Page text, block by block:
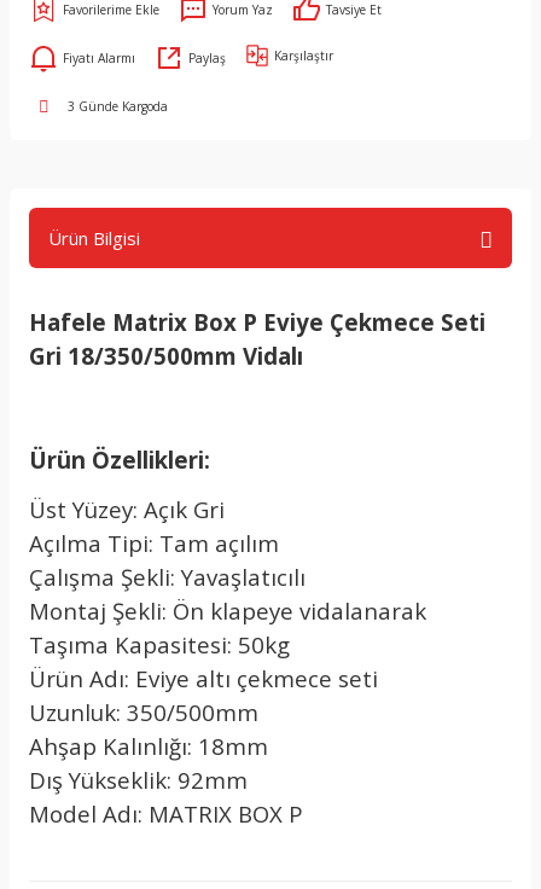
Yorum Yaz Tavsiye Et
Fiyatı Alarmı Paylaş Karşılaştır
3 Günde Kargoda
Ürün Bilgisi
Hafele Matrix Box P Eviye Çekmece Seti
Gri 18/350/500mm Vidalı
Ürün Özellikleri:
Üst Yüzey: Açık Gri
Açılma Tipi: Tam açılım
Çalışma Şekli: Yavaşlatıcılı
Montaj Şekli: Ön klapeye vidalanarak
Taşıma Kapasitesi: 50kg
Ürün Adı: Eviye altı çekmece seti
Uzunluk: 350/500mm
Ahşap Kalınlığı: 18mm
Dış Yükseklik: 92mm
Model Adı: MATRIX BOX P